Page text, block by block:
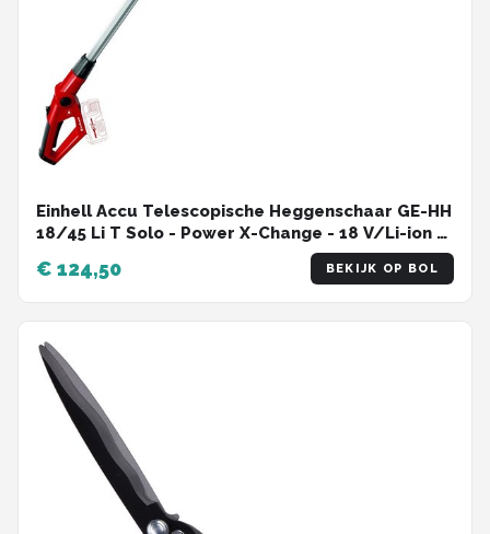
Einhell Accu Telescopische Heggenschaar GE-HH
18/45 Li T Solo - Power X-Change - 18 V/Li-ion -
Snoeilengte 40 cm - Tandafstand 16 mm -
Verlengbaar met 94 cm - Excl. Accu en lader
€ 124,50 BEKIJK OP BOL